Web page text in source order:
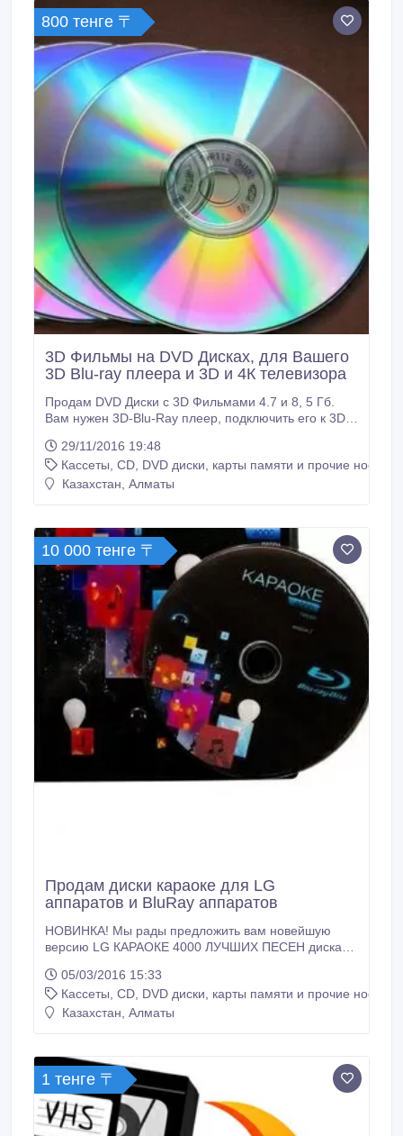
800 тенге 〒
3D Фильмы на DVD Дисках, для Вашего
3D Blu-ray плеера и 3D и 4К телевизора
Продам DVD Диски с 3D Фильмами 4.7 и 8, 5 Гб.
Вам нужен 3D-Blu-Ray плеер, подключить его к 3D
наслаждаться объёмным изображением на экране!
Благодаря эффекту 3D вы сможете полностью
погрузиться в атмосферу фильма, ощутить глубину
29/11/2016 19:48
Кассеты, CD, DVD диски, карты памяти и прочие
Казахстан, Алматы
10 000 тенге 〒
Продам диски караоке для LG
аппаратов и BluRay аппаратов
НОВИНКА! Мы рады предложить вам новейшую
версию LG КАРАОКЕ 4000 ЛУЧШИХ ПЕСЕН диска
обновленный диск на 4000 песен отечественных и
зарубежных исполнителей. Blu-Ray караоке диски
для Blu-Ray аппаратов. Версия 2. Диски
05/03/2016 15:33
Кассеты, CD, DVD диски, карты памяти и прочие
Казахстан, Алматы
1 тенге 〒